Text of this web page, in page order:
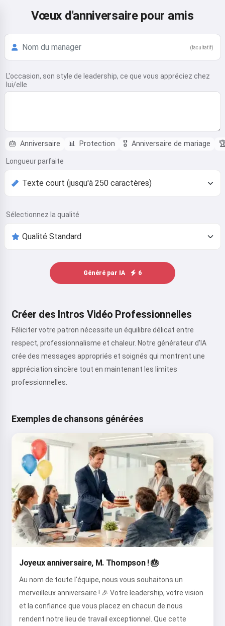
Vœux d'anniversaire pour amis
(facultatif)
L'occasion, son style de leadership, ce que vous appréciez chez
lui/elle
🎂 Anniversaire 📊 Protection 🎖️ Anniversaire de mariage
Longueur parfaite
Sélectionnez la qualité
Généré par IA 6
Créer des Intros Vidéo Professionnelles
Féliciter votre patron nécessite un équilibre délicat entre
respect, professionnalisme et chaleur. Notre générateur d'IA
crée des messages appropriés et soignés qui montrent une
appréciation sincère tout en maintenant les limites
professionnelles.
Exemples de chansons générées
Joyeux anniversaire, M. Thompson ! 🎂
Au nom de toute l'équipe, nous vous souhaitons un
merveilleux anniversaire ! 🎉 Votre leadership, votre vision
et la confiance que vous placez en chacun de nous
rendent notre lieu de travail exceptionnel. Que cette